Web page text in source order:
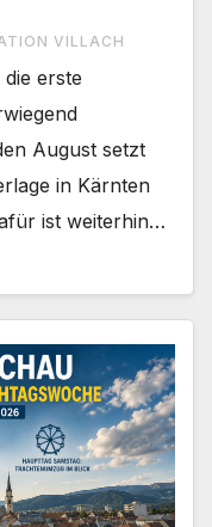
VILLACH
erste
August setzt
in Kärnten
ist weiterhin…